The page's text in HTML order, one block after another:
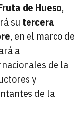
de Hueso,
su tercera
, en el marco de
a
de la
y
de la